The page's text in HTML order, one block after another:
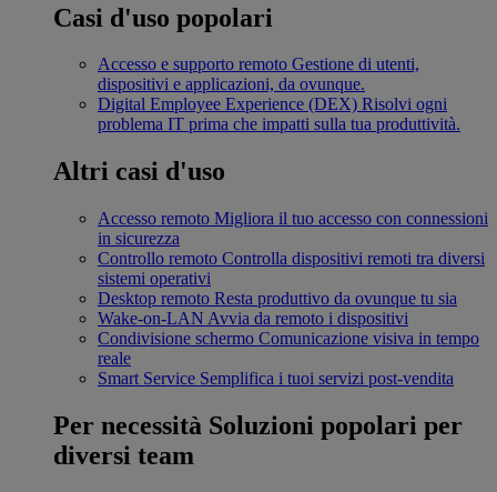
Casi d'uso popolari
Accesso e supporto remoto Gestione di utenti,
dispositivi e applicazioni, da ovunque.
Digital Employee Experience (DEX) Risolvi ogni
problema IT prima che impatti sulla tua produttività.
Altri casi d'uso
Accesso remoto Migliora il tuo accesso con connessioni
in sicurezza
Controllo remoto Controlla dispositivi remoti tra diversi
sistemi operativi
Desktop remoto Resta produttivo da ovunque tu sia
Wake-on-LAN Avvia da remoto i dispositivi
Condivisione schermo Comunicazione visiva in tempo
reale
Smart Service Semplifica i tuoi servizi post-vendita
Per necessità Soluzioni popolari per
diversi team